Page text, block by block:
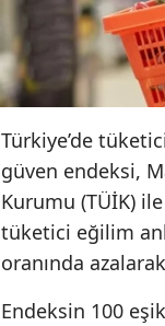
Türkiye’de
güven endeksi,
Kurumu (TÜİK)
tüketici eğilim
oranında
Endeksin 100